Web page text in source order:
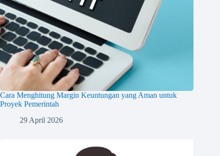
Cara Menghitung Margin Keuntungan yang Aman untuk
Proyek Pemerintah
29 April 2026